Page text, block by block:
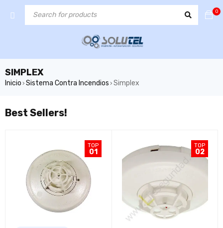
0
SIMPLEX
Inicio › Sistema Contra Incendios › Simplex
Best Sellers!
TOP
01
TOP
02